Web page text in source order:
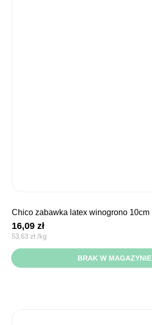
chico zabawka latex winogrono 10cm
16,09zł
53,63 zł /kg
BRAK W MAGAZYNIE